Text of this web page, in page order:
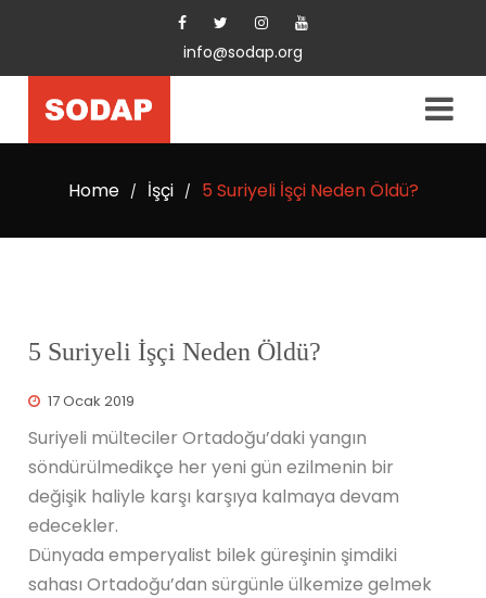
info@sodap.org
Home / İşçi / 5 Suriyeli İşçi Neden Öldü?
5 Suriyeli İşçi Neden Öldü?
17 Ocak 2019
Suriyeli mülteciler Ortadoğu’daki yangın
söndürülmedikçe her yeni gün ezilmenin bir
değişik haliyle karşı karşıya kalmaya devam
edecekler.
Dünyada emperyalist bilek güreşinin şimdiki
sahası Ortadoğu’dan sürgünle ülkemize gelmek